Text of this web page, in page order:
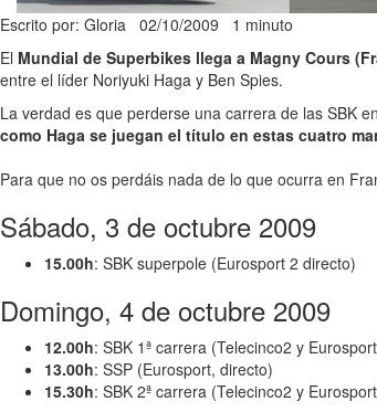
Escrito por: Gloria 02/10/2009 1 minuto
El Mundial de Superbikes llega a Magny Cours
entre el líder Noriyuki Haga y Ben Spies.
La verdad es que perderse una carrera de las SBK
como Haga se juegan el título en estas cuatro
Para que no os perdáis nada de lo que ocurra en
Sábado, 3 de octubre 2009
15.00h: SBK superpole (Eurosport 2 directo)
Domingo, 4 de octubre 2009
12.00h: SBK 1ª carrera (Telecinco2 y
13.00h: SSP (Eurosport, directo)
15.30h: SBK 2ª carrera (Telecinco2 y